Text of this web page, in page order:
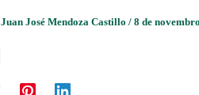
Juan José Mendoza Castillo / 8 de